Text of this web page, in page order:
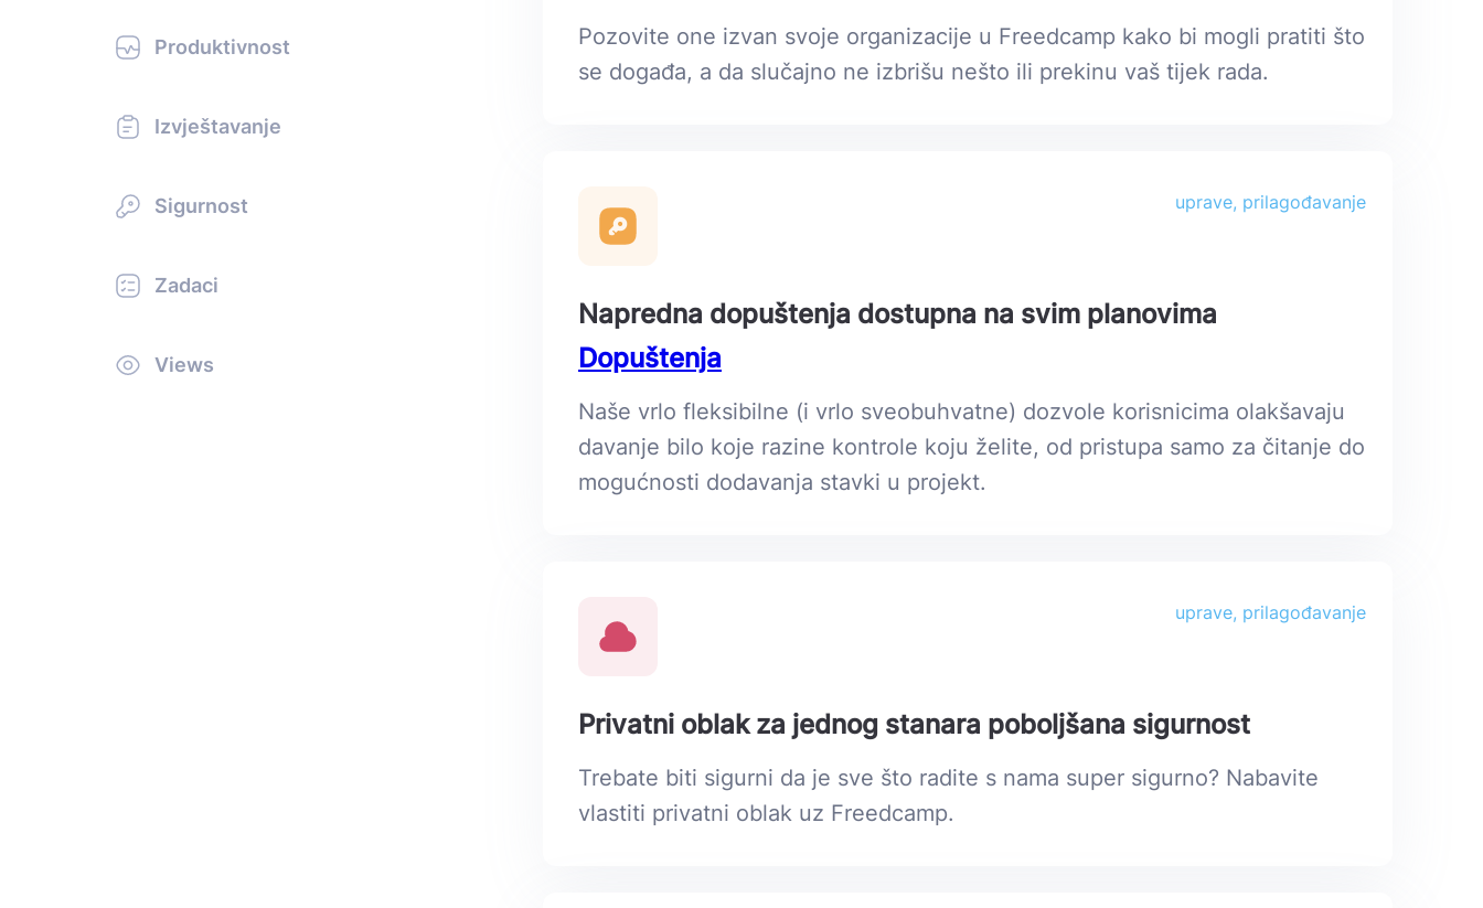
Produktivnost
Izvještavanje
Sigurnost
Zadaci
Views
Pozovite one izvan svoje organizacije u Freedcamp kako bi mogli pratiti što
se događa, a da slučajno ne izbrišu nešto ili prekinu vaš tijek rada.
uprave, prilagođavanje
Napredna dopuštenja dostupna na svim planovima
Dopuštenja
Naše vrlo fleksibilne (i vrlo sveobuhvatne) dozvole korisnicima olakšavaju
davanje bilo koje razine kontrole koju želite, od pristupa samo za čitanje do
mogućnosti dodavanja stavki u projekt.
uprave, prilagođavanje
Privatni oblak za jednog stanara poboljšana sigurnost
Trebate biti sigurni da je sve što radite s nama super sigurno? Nabavite
vlastiti privatni oblak uz Freedcamp.